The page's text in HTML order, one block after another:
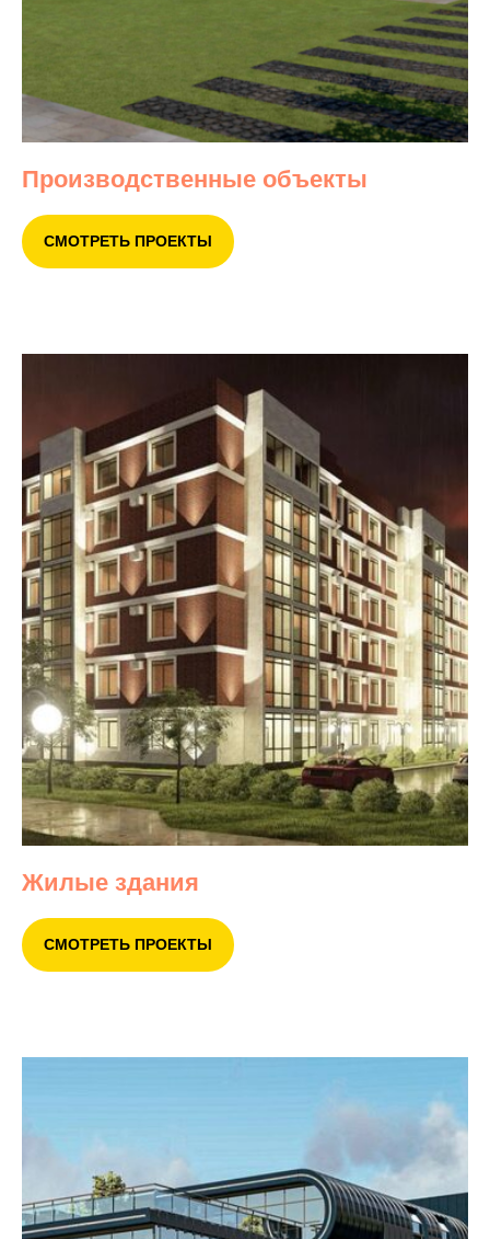
Производственные объекты
СМОТРЕТЬ ПРОЕКТЫ
Жилые здания
СМОТРЕТЬ ПРОЕКТЫ